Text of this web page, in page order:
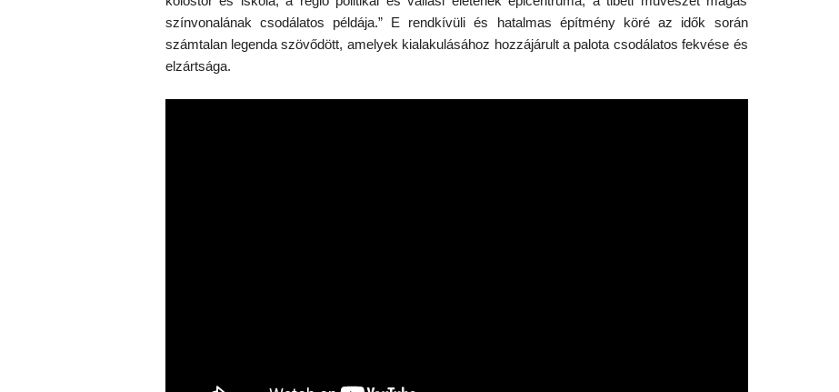
színvonalának csodálatos példája.” E rendkívüli és hatalmas építmény köré az idők során
számtalan legenda szövődött, amelyek kialakulásához hozzájárult a palota csodálatos fekvése és
elzártsága.